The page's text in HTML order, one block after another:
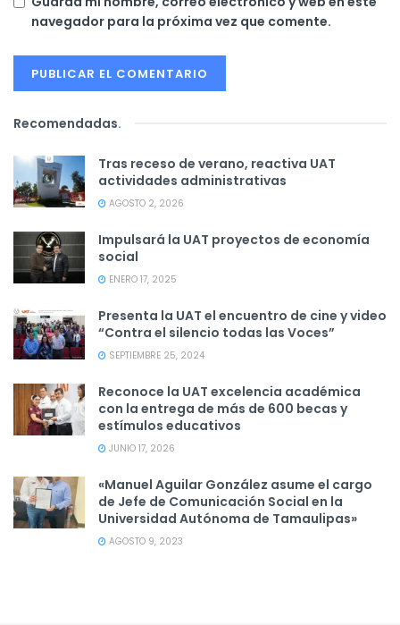
navegador para la próxima vez que comente.
Recomendadas.
Tras receso de verano, reactiva UAT
actividades administrativas
AGOSTO 2, 2026
Impulsará la UAT proyectos de economía
social
ENERO 17, 2025
Presenta la UAT el encuentro de cine y video
“Contra el silencio todas las Voces”
SEPTIEMBRE 25, 2024
Reconoce la UAT excelencia académica
con la entrega de más de 600 becas y
estímulos educativos
JUNIO 17, 2026
«Manuel Aguilar González asume el cargo
de Jefe de Comunicación Social en la
Universidad Autónoma de Tamaulipas»
AGOSTO 9, 2023